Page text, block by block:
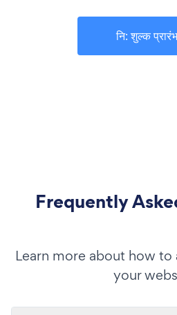
नि: शुल्क
Frequently
Learn more about how
your